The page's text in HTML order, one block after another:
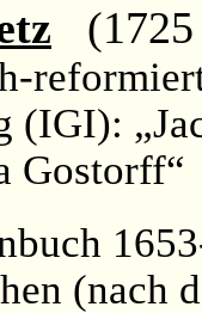
(1725
(IGI):
Gostorff“
(nach